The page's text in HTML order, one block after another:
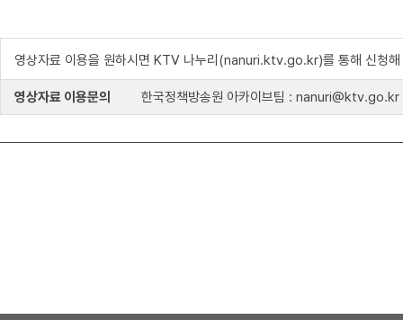
영상자료 이용을 원하시면 KTV 나누리(nanuri.ktv.go.kr)를 통해 신청해
영상자료 이용문의 한국정책방송원 아카이브팀 : nanuri@ktv.go.kr